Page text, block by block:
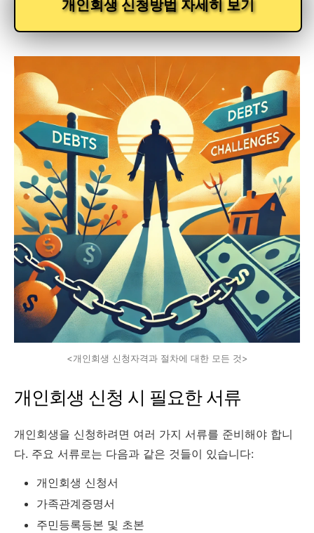
개인회생 신청방법 자세히 보기
<개인회생 신청자격과 절차에 대한 모든 것>
개인회생 신청 시 필요한 서류
개인회생을 신청하려면 여러 가지 서류를 준비해야 합니
다. 주요 서류로는 다음과 같은 것들이 있습니다:
개인회생 신청서
가족관계증명서
주민등록등본 및 초본